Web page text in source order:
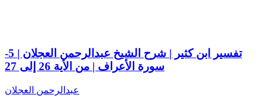
تفسير ابن كثير | شرح الشيخ عبدالرحمن العجلان | 5-
سورة الأعراف | من الأية 26 إلى 27
عبدالرحمن العجلان